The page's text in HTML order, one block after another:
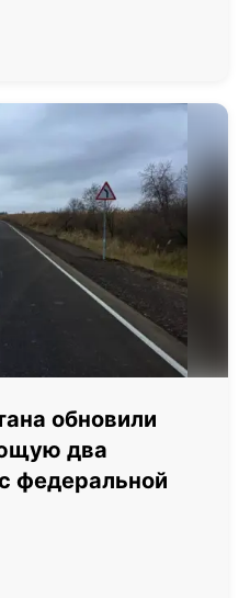
обновили
два
федеральной